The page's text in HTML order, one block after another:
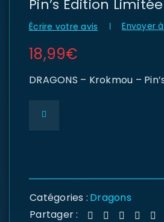
Pin’s Edition Limitée
Écrire votre avis Envoyer
18,99€
DRAGONS – Krokmou –
Catégories : Dragons
Partager :